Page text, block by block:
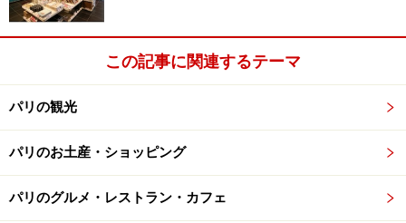
をしないことで、確実に犯罪を防ぐことができます。
女性の場合、パリは一人で行動していると声をかけられ
ることもしばしば。特に公園で一人で休んでいたりする
と、声をかけられる確率は高いです。ちょっとお話する
に。嫌だなと思った場合は、曖昧な返事をせずにきっぱ
りと断ることが大事です。
この記事に関連するテーマ
パリの観光
パリのお土産・ショッピング
パリのグルメ・レストラン・カフェ